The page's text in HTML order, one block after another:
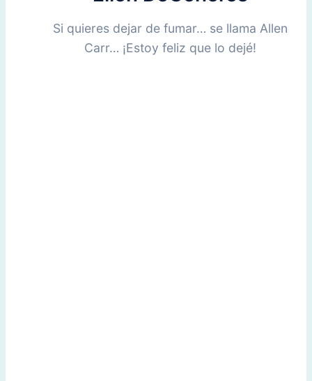
Si quieres dejar de fumar… se llama Allen
Carr… ¡Estoy feliz que lo dejé!